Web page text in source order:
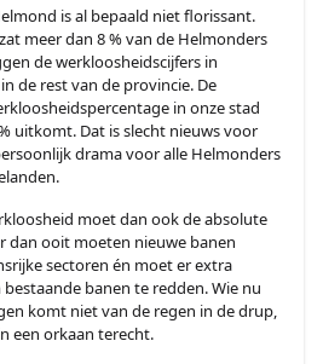
is al bepaald niet florissant.
meer dan 8 % van de Helmonders
de werkloosheidscijfers in
de rest van de provincie. De
in onze stad
uitkomt. Dat is slecht nieuws voor
drama voor alle Helmonders
moet dan ook de absolute
ooit moeten nieuwe banen
sectoren én moet er extra
banen te redden. Wie nu
komt niet van de regen in de drup,
een orkaan terecht.